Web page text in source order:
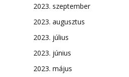
2023. szeptember
2023. augusztus
2023. július
2023. június
2023. május